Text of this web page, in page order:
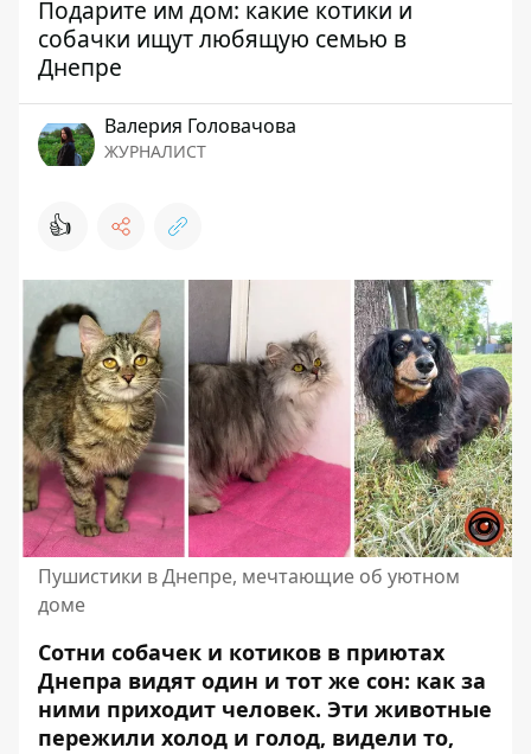
Подарите им дом: какие котики и
собачки ищут любящую семью в
Днепре
Валерия Головачова
ЖУРНАЛИСТ
👍
Пушистики в Днепре, мечтающие об уютном
доме
Сотни собачек и котиков в приютах
Днепра видят один и тот же сон: как за
ними приходит человек. Эти животные
пережили холод и голод, видели то,